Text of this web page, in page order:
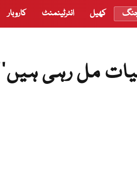
جنگ کھیل انٹرٹینمنٹ کاروبار
مل رہی